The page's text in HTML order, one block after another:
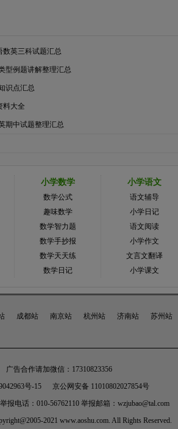
数英三科试题汇总
型例题讲解整理汇总
识点汇总
料大全
期中试题整理汇总
小学数学
数学公式
趣味数学
数学智力题
数学手抄报
数学天天练
数学日记
小学语文
语文辅导
小学日记
语文阅读
小学作文
文言文翻译
小学课文
成都站 南京站 杭州站 济南站 苏州站
广告合作请加微信：17310823356
号-15
京公网安备 11010802027854号
报电话：010-56762110 举报邮箱：wzjubao@tal.com
2021 www.aoshu.com. All Rights Reserved.